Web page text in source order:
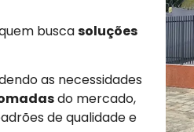
buscasoluções
as necessidades
do mercado,
de qualidade e